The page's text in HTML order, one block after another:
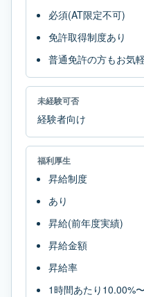
必須(AT限定不可)
免許取得制度あり
普通免許の方もお気
未経験可否
経験者向け
福利厚生
昇給制度
あり
昇給(前年度実績)
昇給金額
昇給率
1時間あたり10.00%